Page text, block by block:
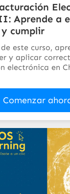
Aprende a
cumplir
este curso,
y aplicar
electrónica en
Comenzar